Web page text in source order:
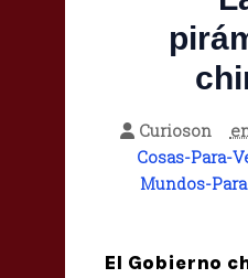
Curioson
Cosas-Para-
Mundos-
El Gobierno